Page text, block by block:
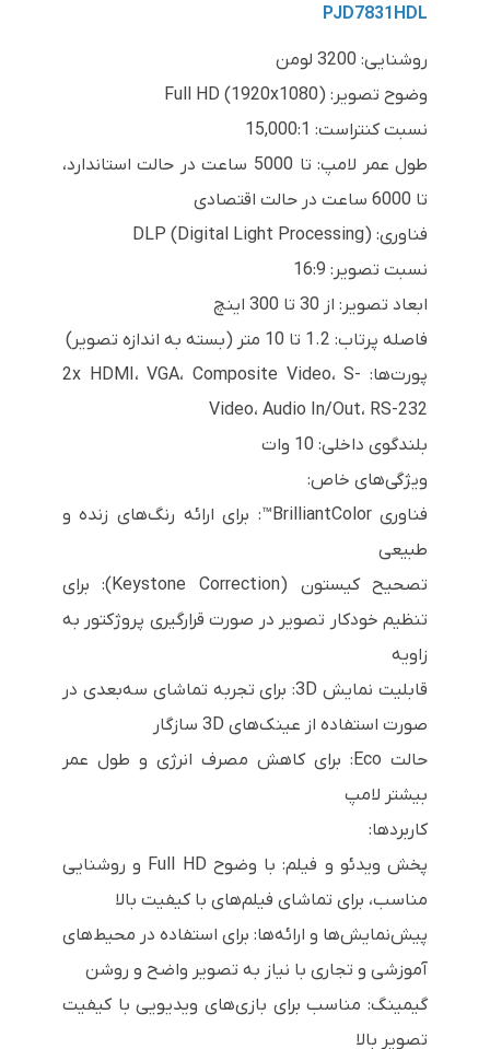
PJD7831HDL
روشنایی: 3200 لومن
وضوح تصویر: Full HD (1920x1080)
نسبت کنتراست: 15,000:1
طول عمر لامپ: تا 5000 ساعت در حالت استاندارد،
تا 6000 ساعت در حالت اقتصادی
فناوری: DLP (Digital Light Processing)
نسبت تصویر: 16:9
ابعاد تصویر: از 30 تا 300 اینچ
فاصله پرتاب: 1.2 تا 10 متر (بسته به اندازه تصویر)
پورت‌ها: 2x HDMI، VGA، Composite Video، S-
Video، Audio In/Out، RS-232
بلندگوی داخلی: 10 وات
ویژگی‌های خاص:
فناوری BrilliantColor™: برای ارائه رنگ‌های زنده و
طبیعی
تصحیح کیستون (Keystone Correction): برای
تنظیم خودکار تصویر در صورت قرارگیری پروژکتور به
زاویه
قابلیت نمایش 3D: برای تجربه تماشای سه‌بعدی در
صورت استفاده از عینک‌های 3D سازگار
حالت Eco: برای کاهش مصرف انرژی و طول عمر
بیشتر لامپ
کاربردها:
پخش ویدئو و فیلم: با وضوح Full HD و روشنایی
مناسب، برای تماشای فیلم‌های با کیفیت بالا
پیش‌نمایش‌ها و ارائه‌ها: برای استفاده در محیط‌های
آموزشی و تجاری با نیاز به تصویر واضح و روشن
گیمینگ: مناسب برای بازی‌های ویدیویی با کیفیت
تصویر بالا